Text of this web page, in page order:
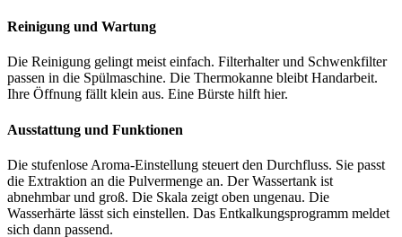
Reinigung und Wartung
Die Reinigung gelingt meist einfach. Filterhalter und Schwenkfilter
passen in die Spülmaschine. Die Thermokanne bleibt Handarbeit.
Ihre Öffnung fällt klein aus. Eine Bürste hilft hier.
Ausstattung und Funktionen
Die stufenlose Aroma-Einstellung steuert den Durchfluss. Sie passt
die Extraktion an die Pulvermenge an. Der Wassertank ist
abnehmbar und groß. Die Skala zeigt oben ungenau. Die
Wasserhärte lässt sich einstellen. Das Entkalkungsprogramm meldet
sich dann passend.